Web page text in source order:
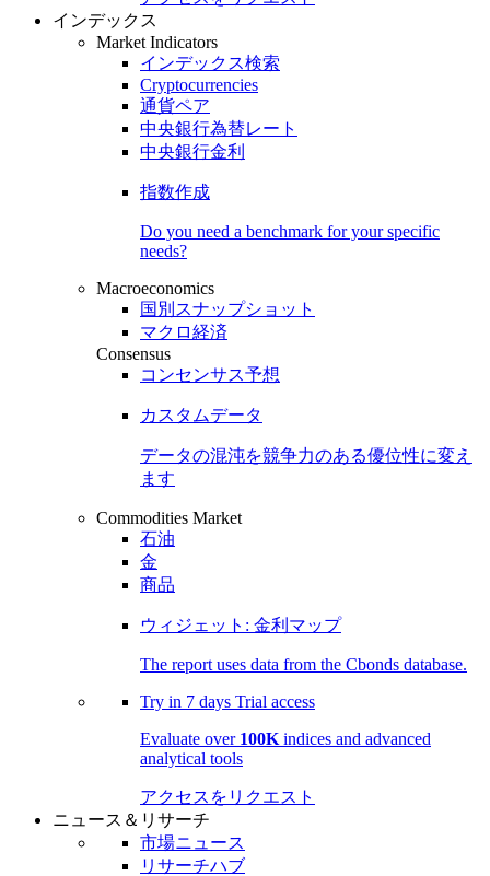
インデックス
Market Indicators
インデックス検索
Cryptocurrencies
通貨ペア
中央銀行為替レート
中央銀行金利
指数作成
Do you need a benchmark for your specific
needs?
Macroeconomics
国別スナップショット
マクロ経済
Consensus
コンセンサス予想
カスタムデータ
データの混沌を競争力のある優位性に変え
ます
Commodities Market
石油
金
商品
ウィジェット: 金利マップ
The report uses data from the Cbonds database.
Try in 7 days Trial access
Evaluate over 100K indices and advanced
analytical tools
アクセスをリクエスト
ニュース＆リサーチ
市場ニュース
リサーチハブ